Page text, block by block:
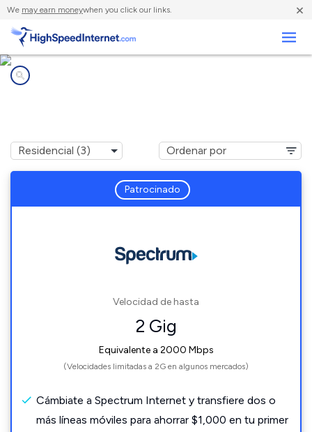
We may earn moneywhen you click our links. ×
Patrocinado
Velocidad de hasta
2 Gig
Equivalente a 2000 Mbps
(Velocidades limitadas a 2G en algunos mercados)
Cámbiate a Spectrum Internet y transfiere dos o
más líneas móviles para ahorrar $1,000 en tu primer